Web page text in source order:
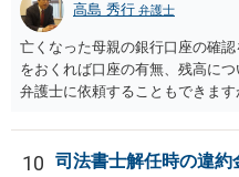
高島 秀行 弁護士
亡くなった母親の銀行口座の確
をおくれば口座の有無、残高に
弁護士に依頼することもできま
高は教えてくれると思います。
であれば、弁護士に相談し依頼
10
司法書士解任時の違